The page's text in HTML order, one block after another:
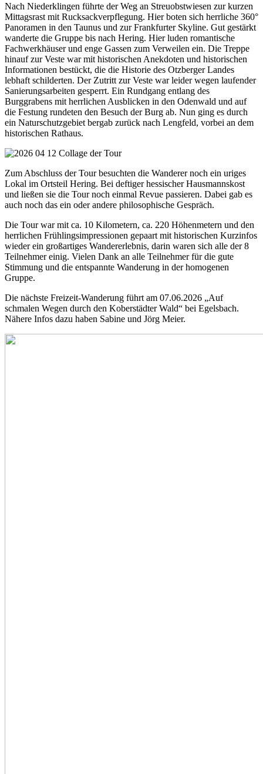
Nach Niederklingen führte der Weg an Streuobstwiesen zur kurzen
Mittagsrast mit Rucksackverpflegung. Hier boten sich herrliche 360°
Panoramen in den Taunus und zur Frankfurter Skyline. Gut gestärkt
wanderte die Gruppe bis nach Hering. Hier luden romantische
Fachwerkhäuser und enge Gassen zum Verweilen ein. Die Treppe
hinauf zur Veste war mit historischen Anekdoten und historischen
Informationen bestückt, die die Historie des Otzberger Landes
lebhaft schilderten. Der Zutritt zur Veste war leider wegen laufender
Sanierungsarbeiten gesperrt. Ein Rundgang entlang des
Burggrabens mit herrlichen Ausblicken in den Odenwald und auf
die Festung rundeten den Besuch der Burg ab. Nun ging es durch
ein Naturschutzgebiet bergab zurück nach Lengfeld, vorbei an dem
historischen Rathaus.
Zum Abschluss der Tour besuchten die Wanderer noch ein uriges
Lokal im Ortsteil Hering. Bei deftiger hessischer Hausmannskost
und ließen sie die Tour noch einmal Revue passieren. Dabei gab es
auch noch das ein oder andere philosophische Gespräch.
Die Tour war mit ca. 10 Kilometern, ca. 220 Höhenmetern und den
herrlichen Frühlingsimpressionen gepaart mit historischen Kurzinfos
wieder ein großartiges Wandererlebnis, darin waren sich alle der 8
Teilnehmer einig. Vielen Dank an alle Teilnehmer für die gute
Stimmung und die entspannte Wanderung in der homogenen
Gruppe.
Die nächste Freizeit-Wanderung führt am 07.06.2026 „Auf
schmalen Wegen durch den Koberstädter Wald“ bei Egelsbach.
Nähere Infos dazu haben Sabine und Jörg Meier.